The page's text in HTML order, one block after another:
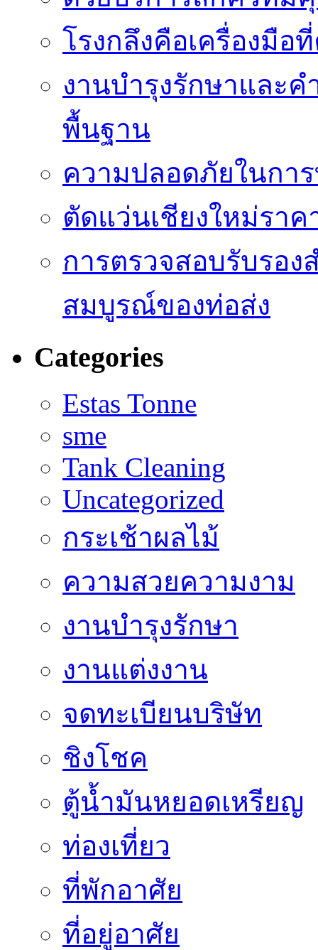
โรงกลึงคือเครื่องมื
งานบำรุงรักษาและ
พื้นฐาน
ความปลอดภัยในการ
ตัดแว่นเชียงใหม่รา
การตรวจสอบรับรอง
สมบูรณ์ของท่อส่ง
Categories
Estas Tonne
sme
Tank Cleaning
Uncategorized
กระเช้าผลไม้
ความสวยความงาม
งานบำรุงรักษา
งานแต่งงาน
จดทะเบียนบริษัท
ชิงโชค
ตู้น้ำมันหยอดเหรียญ
ท่องเที่ยว
ที่พักอาศัย
ที่อยู่อาศัย